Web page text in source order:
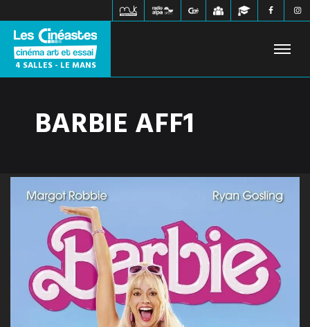
4 SALLES - LE MANS
FILMS À L'AFFICHE PROCHAINEMENT
INFOS PRATIQUES CONTACT
BARBIE AFF1